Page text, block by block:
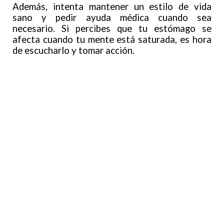
Además, intenta mantener un estilo de vida
sano y pedir ayuda médica cuando sea
necesario. Si percibes que tu estómago se
afecta cuando tu mente está saturada, es hora
de escucharlo y tomar acción.